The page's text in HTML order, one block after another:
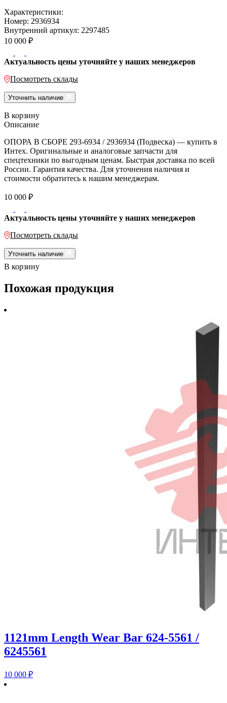
Характеристики:
Номер: 2936934
Внутренний артикул: 2297485
10 000 ₽
Актуальность цены уточняйте у наших менеджеров
Посмотреть склады
Уточнить наличие
В корзину
Описание
ОПОРА В СБОРЕ 293-6934 / 2936934 (Подвеска) — купить в
Интех. Оригинальные и аналоговые запчасти для
спецтехники по выгодным ценам. Быстрая доставка по всей
России. Гарантия качества. Для уточнения наличия и
стоимости обратитесь к нашим менеджерам.
10 000 ₽
Актуальность цены уточняйте у наших менеджеров
Посмотреть склады
Уточнить наличие
В корзину
Похожая продукция
1121mm Length Wear Bar 624-5561 /
6245561
10 000 ₽